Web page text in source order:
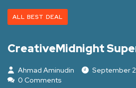
ALL BEST DEAL
CreativeMidnight
Ahmad Aminudin
September
0 Comments